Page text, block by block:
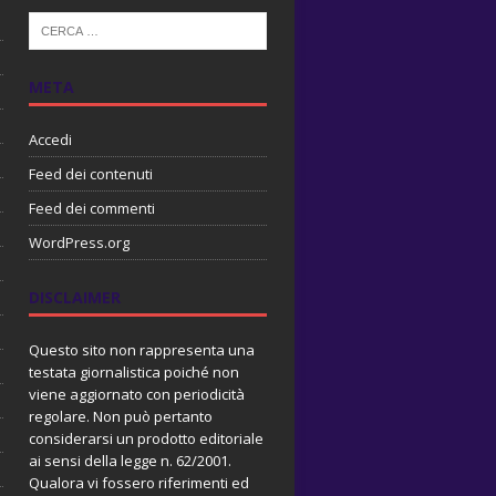
META
Accedi
Feed dei contenuti
Feed dei commenti
WordPress.org
DISCLAIMER
Questo sito non rappresenta una
testata giornalistica poiché non
viene aggiornato con periodicità
regolare. Non può pertanto
considerarsi un prodotto editoriale
ai sensi della legge n. 62/2001.
Qualora vi fossero riferimenti ed